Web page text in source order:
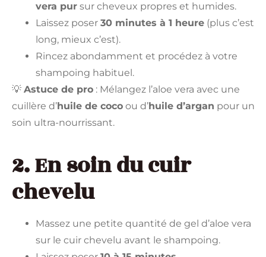
vera pur sur cheveux propres et humides.
Laissez poser 30 minutes à 1 heure (plus c’est
long, mieux c’est).
Rincez abondamment et procédez à votre
shampoing habituel.
💡 Astuce de pro : Mélangez l’aloe vera avec une
cuillère d’huile de coco ou d’huile d’argan pour un
soin ultra-nourrissant.
2. En soin du cuir
chevelu
Massez une petite quantité de gel d’aloe vera
sur le cuir chevelu avant le shampoing.